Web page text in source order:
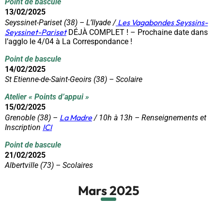
13/02/2025
Seyssinet-Pariset (38) – L’Ilyade / Les Vagabondes Seyssins-
Seyssinet-ParisetDÉJÀ COMPLET ! – Prochaine date dans
l’agglo le 4/04 à La Correspondance !
Point de bascule
14/02/2025
St Etienne-de-Saint-Geoirs (38) – Scolaire
Atelier « Points d’appui »
15/02/2025
Grenoble (38) – La Madre/ 10h à 13h – Renseignements et
Inscription ICI
Point de bascule
21/02/2025
Albertville (73) – Scolaires
Mars 2025